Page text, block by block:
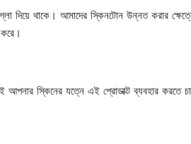
দিয়ে থাকে। আমাদের স্কিনটোন উন্নত করার
আপনার স্কিনের যত্নে এই প্রোডাক্ট ব্যবহার করতে